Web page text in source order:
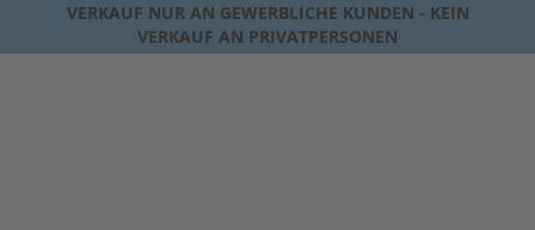
VERKAUF NUR AN GEWERBLICHE KUNDEN - KEIN
VERKAUF AN PRIVATPERSONEN